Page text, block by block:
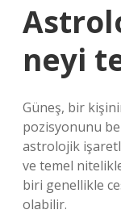
neyi
Güneş, bir
pozisyonunu
astrolojik
ve temel
biri genellikle
olabilir.